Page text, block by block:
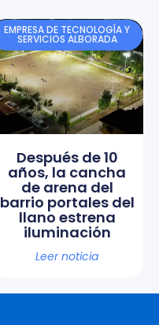
EMPRESA DE TECNOLOGÍA Y
SERVICIOS ALBORADA
Después de 10
años, la cancha
de arena del
barrio portales del
llano estrena
iluminación
Leer noticia